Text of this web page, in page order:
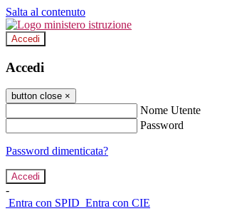
Salta al contenuto
Accedi
Accedi
button close ×
Nome Utente
Password
Password dimenticata?
-
Entra con SPID Entra con CIE